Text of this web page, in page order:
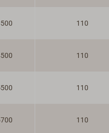
110
110
110
110